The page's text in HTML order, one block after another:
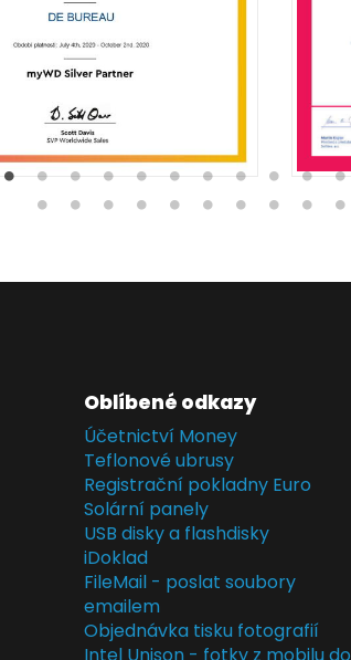
Oblíbené odkazy
Účetnictví Money
Teflonové ubrusy
Registrační pokladny Euro
Solární panely
USB disky a flashdisky
iDoklad
FileMail - poslat soubory
emailem
Objednávka tisku fotografií
Intel Unison - fotky z mobilu do